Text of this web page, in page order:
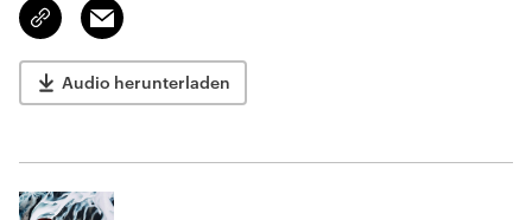
Link
kopieren/teilen
Email
Audio herunterladen